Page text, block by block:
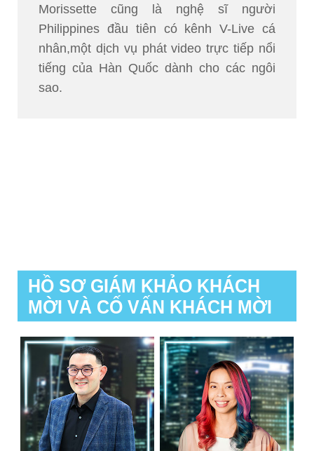
Morissette cũng là nghệ sĩ người
Philippines đầu tiên có kênh V-Live cá
nhân,một dịch vụ phát video trực tiếp nổi
tiếng của Hàn Quốc dành cho các ngôi
sao.
HỒ SƠ GIÁM KHẢO KHÁCH
MỜI VÀ CỐ VẤN KHÁCH MỜI